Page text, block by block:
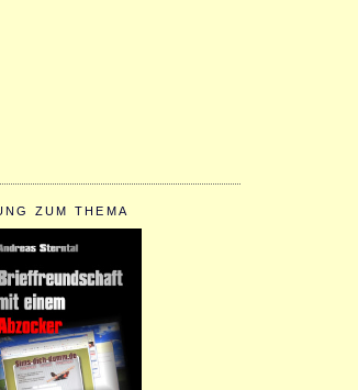
ZUM THEMA